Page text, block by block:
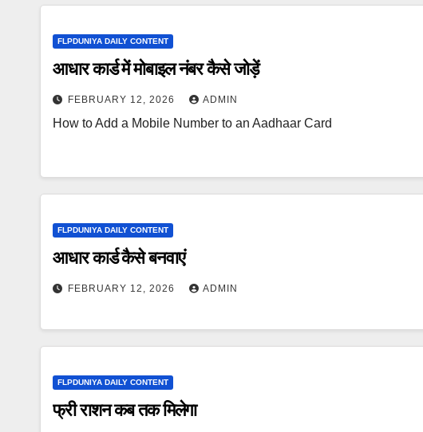
FLPDUNIYA DAILY CONTENT
आधार कार्ड में मोबाइल नंबर कैसे जोड़ें
FEBRUARY 12, 2026 ADMIN
How to Add a Mobile Number to an Aadhaar Card
FLPDUNIYA DAILY CONTENT
आधार कार्ड कैसे बनवाएं
FEBRUARY 12, 2026 ADMIN
FLPDUNIYA DAILY CONTENT
फ्री राशन कब तक मिलेगा